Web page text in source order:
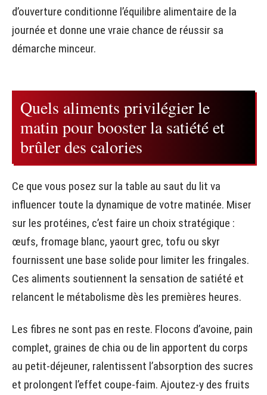
d’ouverture conditionne l’équilibre alimentaire de la
journée et donne une vraie chance de réussir sa
démarche minceur.
Quels aliments privilégier le
matin pour booster la satiété et
brûler des calories
Ce que vous posez sur la table au saut du lit va
influencer toute la dynamique de votre matinée. Miser
sur les protéines, c’est faire un choix stratégique :
œufs, fromage blanc, yaourt grec, tofu ou skyr
fournissent une base solide pour limiter les fringales.
Ces aliments soutiennent la sensation de satiété et
relancent le métabolisme dès les premières heures.
Les fibres ne sont pas en reste. Flocons d’avoine, pain
complet, graines de chia ou de lin apportent du corps
au petit-déjeuner, ralentissent l’absorption des sucres
et prolongent l’effet coupe-faim. Ajoutez-y des fruits